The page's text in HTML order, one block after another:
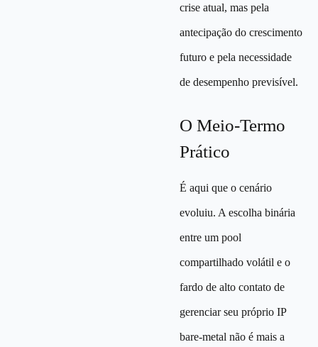
crise atual, mas pela
antecipação do crescimento
futuro e pela necessidade
de desempenho previsível.
O Meio-Termo
Prático
É aqui que o cenário
evoluiu. A escolha binária
entre um pool
compartilhado volátil e o
fardo de alto contato de
gerenciar seu próprio IP
bare-metal não é mais a